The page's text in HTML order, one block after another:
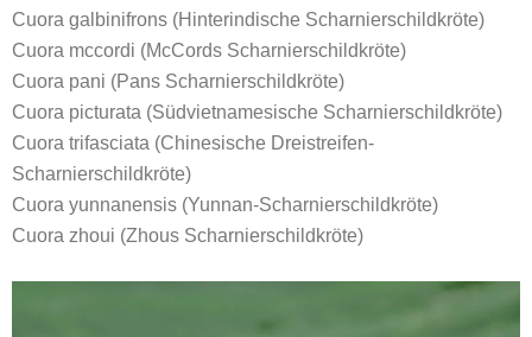
Cuora galbinifrons (Hinterindische Scharnierschildkröte)
Cuora mccordi (McCords Scharnierschildkröte)
Cuora pani (Pans Scharnierschildkröte)
Cuora picturata (Südvietnamesische Scharnierschildkröte)
Cuora trifasciata (Chinesische Dreistreifen-
Scharnierschildkröte)
Cuora yunnanensis (Yunnan-Scharnierschildkröte)
Cuora zhoui (Zhous Scharnierschildkröte)